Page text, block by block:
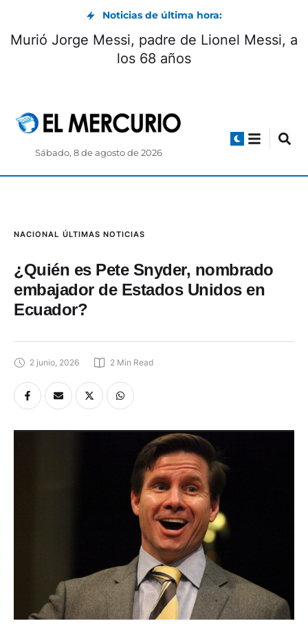
Noticias de última hora:
Murió Jorge Messi, padre de Lionel Messi, a
los 68 años
Sábado, 8 de agosto de 2026
NACIONAL ÚLTIMAS NOTICIAS
¿Quién es Pete Snyder, nombrado
embajador de Estados Unidos en
Ecuador?
2 junio, 2026 2 Min Read